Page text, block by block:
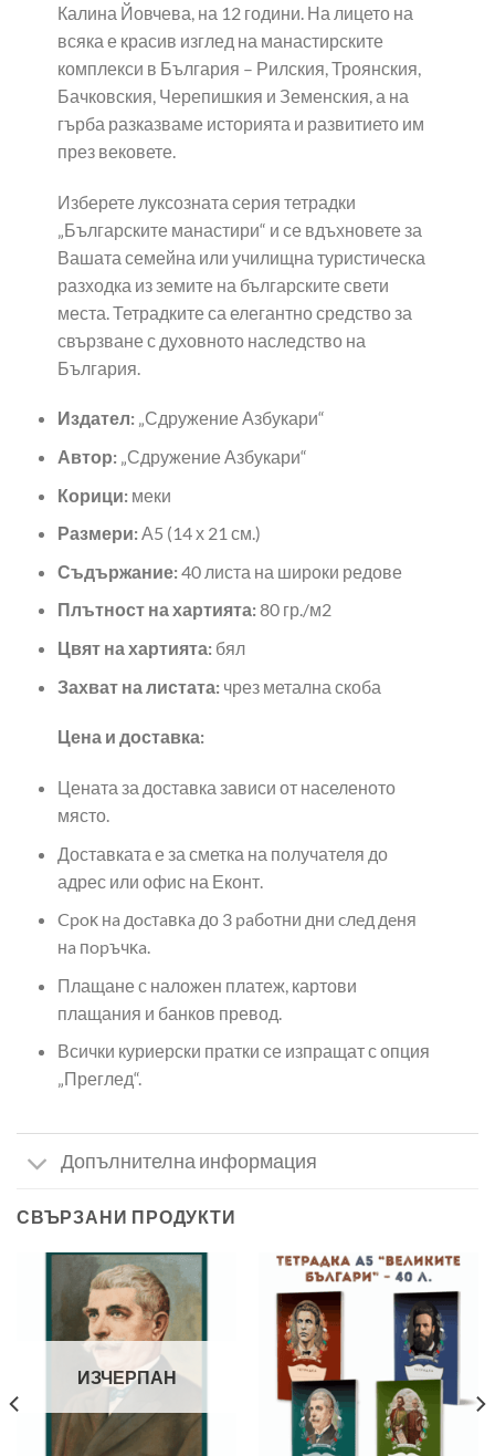
Калина Йовчева, на 12 години. На лицето на
всяка е красив изглед на манастирските
комплекси в България – Рилския, Троянския,
Бачковския, Черепишкия и Земенския, а на
гърба разказваме историята и развитието им
през вековете.
Изберете луксозната серия тетрадки
„Българските манастири“ и се вдъхновете за
Вашата семейна или училищна туристическа
разходка из земите на българските свети
места. Тетрадките са елегантно средство за
свързване с духовното наследство на
България.
Издател:„Сдружение Азбукари“
Автор:„Сдружение Азбукари“
Корици:меки
Размери:А5 (14 х 21 см.)
Съдържание:40 листа на широки редове
Плътност на хартията:80 гр./м2
Цвят на хартията:бял
Захват на листата:чрез метална скоба
Цена и доставка:
Цената за доставка зависи от населеното
място.
Доставката е за сметка на получателя до
адрес или офис на Еконт.
Cpoĸ нa дocтaвĸa до 3 paбoтни дни cлeд дeня
нa пopъчĸa.
Плащане с наложен платеж, картови
плащания и банков превод.
Всички куриерски пратки се изпращат с опция
„Преглед“.
Допълнителна информация
СВЪРЗАНИ ПРОДУКТИ
ИЗЧЕРПАН